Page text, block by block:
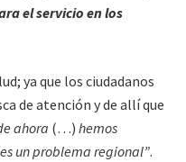
el servicio en los
ya que los ciudadanos
de atención y de allí que
ahora (…) hemos
es un problema regional”.